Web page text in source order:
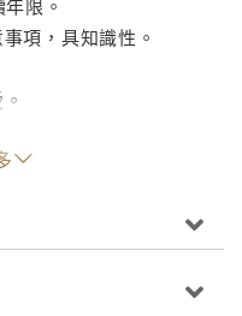
限。
項，具知識性。